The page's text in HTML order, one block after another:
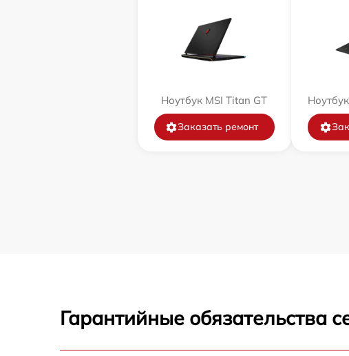
Ноутбук MSI Titan GT
Заказать ремонт
Гарантийные обязательства